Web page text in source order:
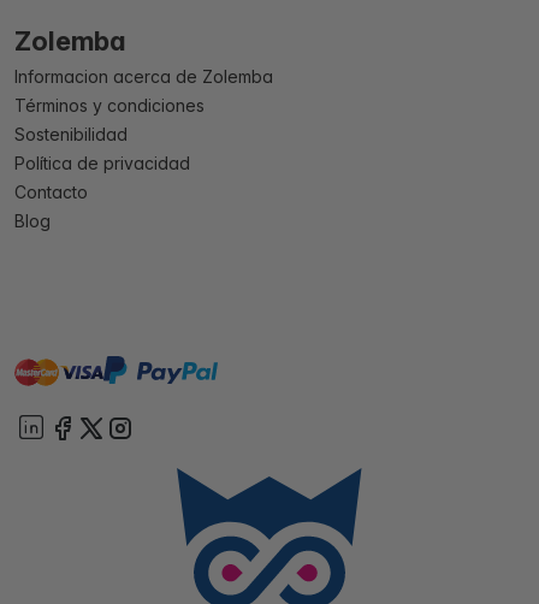
Zolemba
Informacion acerca de Zolemba
Términos y condiciones
Sostenibilidad
Política de privacidad
Contacto
Blog
mastervisa paypal